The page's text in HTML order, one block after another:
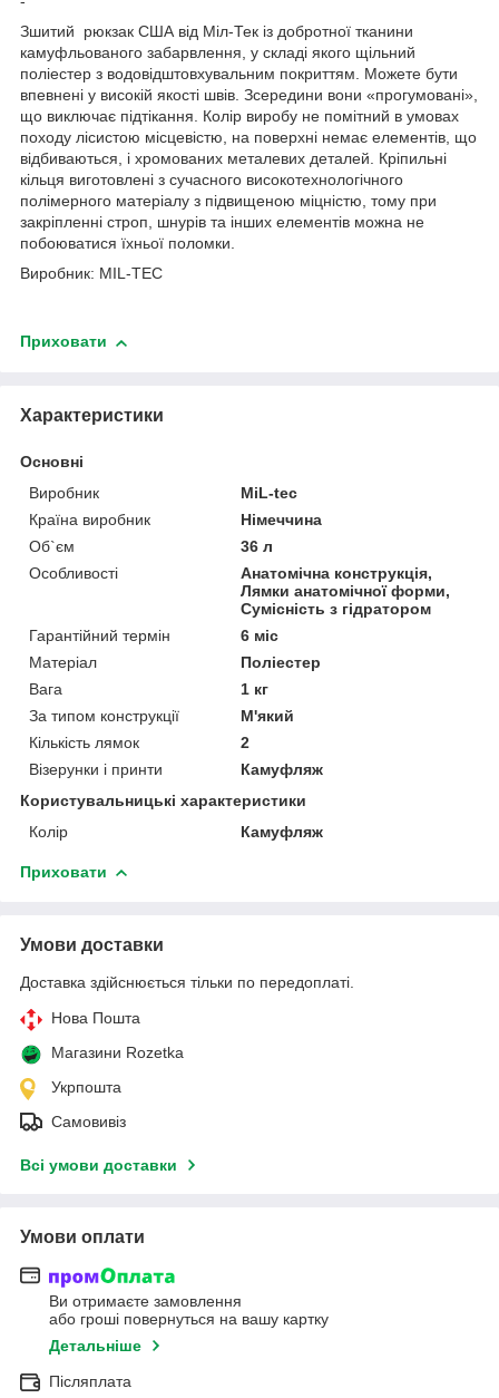
Зшитий рюкзак США від Міл-Тек із добротної тканини
камуфльованого забарвлення, у складі якого щільний
поліестер з водовідштовхувальним покриттям. Можете бути
впевнені у високій якості швів. Зсередини вони «прогумовані»,
що виключає підтікання. Колір виробу не помітний в умовах
походу лісистою місцевістю, на поверхні немає елементів, що
відбиваються, і хромованих металевих деталей. Кріпильні
кільця виготовлені з сучасного високотехнологічного
полімерного матеріалу з підвищеною міцністю, тому при
закріпленні строп, шнурів та інших елементів можна не
побоюватися їхньої поломки.
Виробник: MIL-TEC
Приховати
Характеристики
Основні
Виробник
MiL-tec
Країна виробник
Німеччина
Об`єм
36 л
Особливості
Анатомічна конструкція,
Лямки анатомічної форми,
Сумісність з гідратором
Гарантійний термін
6 міс
Матеріал
Поліестер
Вага
1 кг
За типом конструкції
М'який
Кількість лямок
2
Візерунки і принти
Камуфляж
Користувальницькі характеристики
Колір
Камуфляж
Приховати
Умови доставки
Доставка здійснюється тільки по передоплаті.
Нова Пошта
Магазини Rozetka
Укрпошта
Самовивіз
Всі умови доставки
Умови оплати
Ви отримаєте замовлення
або гроші повернуться на вашу картку
Детальніше
Післяплата